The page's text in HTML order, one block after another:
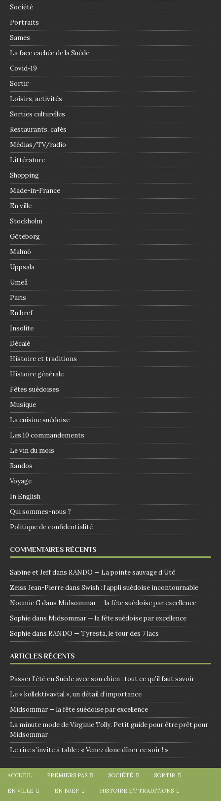
Société
Portraits
Sames
La face cachée de la Suède
Covid-19
Sortir
Loisirs, activités
Sorties culturelles
Restaurants, cafés
Médias/TV/radio
Littérature
Shopping
Made-in-France
En ville
Stockholm
Göteborg
Malmö
Uppsala
Umeå
Paris
En bref
Insolite
Décalé
Histoire et traditions
Histoire générale
Fêtes suédoises
Musique
La cuisine suédoise
Les 10 commandements
Le vin du mois
Randos
Voyage
In English
Qui sommes-nous ?
Politique de confidentialité
COMMENTAIRES RÉCENTS
Sabine et Jeffdans RANDO — La pointe sauvage d’Utö
Zeiss Jean-Pierredans Swish : l’appli suédoise incontournable
Noemie Gdans Midsommar — la fête suédoise par excellence
Sophiedans Midsommar — la fête suédoise par excellence
Sophiedans RANDO — Tyresta, le tour des 7 lacs
ARTICLES RÉCENTS
Passer l’été en Suède avec son chien : tout ce qu’il faut savoir
Le « kollektivavtal », un détail d’importance
Midsommar — la fête suédoise par excellence
La minute mode de Virginie Tolly. Petit guide pour être prêt pour
Midsommar
Le rire s’invite à table : « Venez donc dîner ce soir ! »
ACCUEIL PREMIERS PAS SOCIÉTÉ SORTIR
EN VILLE EN BREF HISTOIRE ET TRADITIONS